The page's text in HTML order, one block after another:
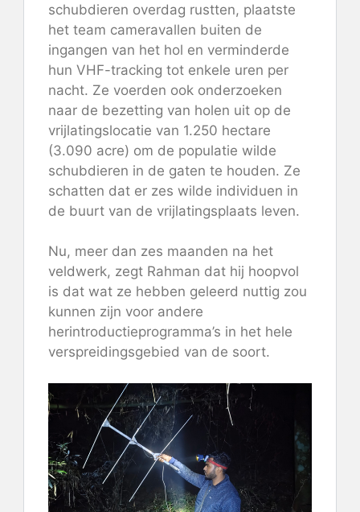
schubdieren overdag rustten, plaatste
het team cameravallen buiten de
ingangen van het hol en verminderde
hun VHF-tracking tot enkele uren per
nacht. Ze voerden ook onderzoeken
naar de bezetting van holen uit op de
vrijlatingslocatie van 1.250 hectare
(3.090 acre) om de populatie wilde
schubdieren in de gaten te houden. Ze
schatten dat er zes wilde individuen in
de buurt van de vrijlatingsplaats leven.
Nu, meer dan zes maanden na het
veldwerk, zegt Rahman dat hij hoopvol
is dat wat ze hebben geleerd nuttig zou
kunnen zijn voor andere
herintroductieprogramma’s in het hele
verspreidingsgebied van de soort.